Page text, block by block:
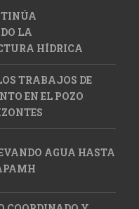
LA
HÍDRICA
TRABAJOS DE
EN EL POZO
AGUA HASTA